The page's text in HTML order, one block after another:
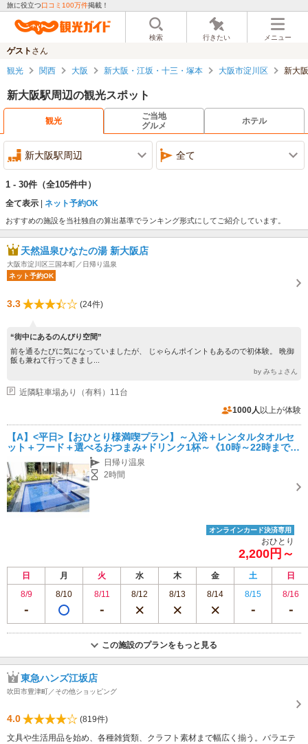
旅に役立つ口コミ100万件掲載！
検索 行きたい メニュー
ゲスト さん
観光 関西 大阪 新大阪・江坂・十三・塚本 大阪市淀川区 新大
新大阪駅周辺の観光スポット
観光
ご当地
グルメ
ホテル
新大阪駅周辺 全て
1 - 30件 （全105件中）
全て表示 ネット予約OK
おすすめの施設を当社独自の算出基準でランキング形式にしてご紹介しています。
天然温泉ひなたの湯 新大阪店
大阪市淀川区三国本町／日帰り温泉
ネット予約OK
3.3 (24件)
“街中にあるのんびり空間”
前を通るたびに気になっていましたが、 じゃらんポイントもあるので初体験。 晩御
飯も兼ねて行ってきまし...
by みちょさん
近隣駐車場あり（有料）11台
1000人 以上が体験
【A】<平日>【おひとり様満喫プラン】～入浴＋レンタルタオルセ
ット＋フード＋選べるおつまみ+ドリンク1杯～《10時～22時までく
日帰り温泉
2時間
オンラインカード決済専用
おひとり
2,200円～
日 月 火 水 木 金 土
日
8/9
8/10 8/11 8/12 8/13 8/14 8/15 8/16
この施設のプランをもっと見る
東急ハンズ江坂店
吹田市豊津町／その他ショッピング
4.0
(819件)
文具や生活用品を始め、各種雑貨類、クラフト素材まで幅広く揃う。バラエテ